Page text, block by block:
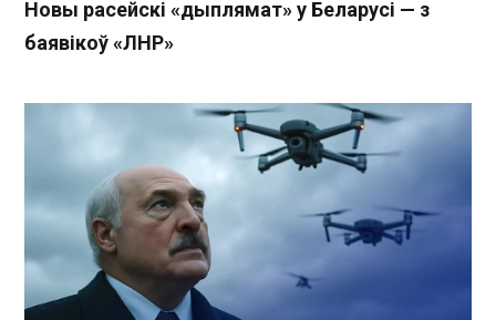
Новы расейскі «дыплямат» у Беларусі — з
баявікоў «ЛНР»